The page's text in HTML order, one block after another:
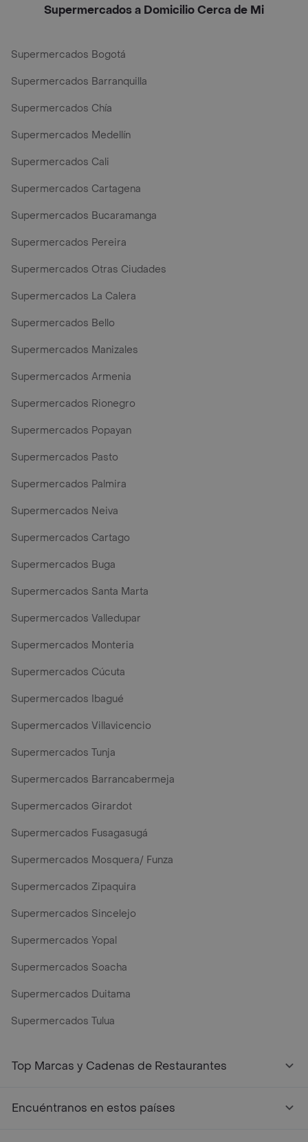
Supermercados a Domicilio Cerca de Mi
Supermercados Bogotá
Supermercados Barranquilla
Supermercados Chía
Supermercados Medellín
Supermercados Cali
Supermercados Cartagena
Supermercados Bucaramanga
Supermercados Pereira
Supermercados Otras Ciudades
Supermercados La Calera
Supermercados Bello
Supermercados Manizales
Supermercados Armenia
Supermercados Rionegro
Supermercados Popayan
Supermercados Pasto
Supermercados Palmira
Supermercados Neiva
Supermercados Cartago
Supermercados Buga
Supermercados Santa Marta
Supermercados Valledupar
Supermercados Monteria
Supermercados Cúcuta
Supermercados Ibagué
Supermercados Villavicencio
Supermercados Tunja
Supermercados Barrancabermeja
Supermercados Girardot
Supermercados Fusagasugá
Supermercados Mosquera/ Funza
Supermercados Zipaquira
Supermercados Sincelejo
Supermercados Yopal
Supermercados Soacha
Supermercados Duitama
Supermercados Tulua
Top Marcas y Cadenas de Restaurantes
Encuéntranos en estos países